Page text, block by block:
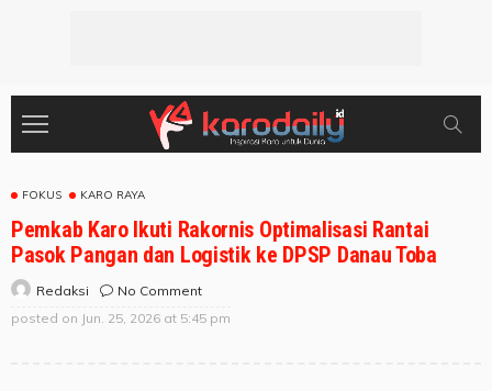
FOKUS KARO RAYA
Pemkab Karo Ikuti Rakornis Optimalisasi Rantai
Pasok Pangan dan Logistik ke DPSP Danau Toba
Redaksi
No Comment
posted on Jun. 25, 2026 at 5:45 pm